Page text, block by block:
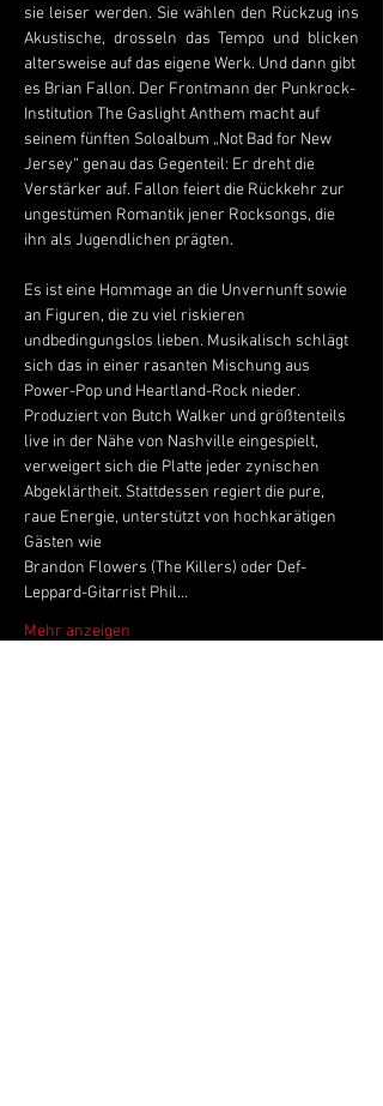
sie leiser werden. Sie wählen den Rückzug ins
Akustische, drosseln das Tempo und blicken
altersweise auf das eigene Werk. Und dann gibt
es Brian Fallon. Der Frontmann der Punkrock-
Institution The Gaslight Anthem macht auf
seinem fünften Soloalbum „Not Bad for New
Jersey“ genau das Gegenteil: Er dreht die
Verstärker auf. Fallon feiert die Rückkehr zur
ungestümen Romantik jener Rocksongs, die
ihn als Jugendlichen prägten.
Es ist eine Hommage an die Unvernunft sowie
an Figuren, die zu viel riskieren
undbedingungslos lieben. Musikalisch schlägt
sich das in einer rasanten Mischung aus
Power-Pop und Heartland-Rock nieder.
Produziert von Butch Walker und größtenteils
live in der Nähe von Nashville eingespielt,
verweigert sich die Platte jeder zynischen
Abgeklärtheit. Stattdessen regiert die pure,
raue Energie, unterstützt von hochkarätigen
Gästen wie
Brandon Flowers (The Killers) oder Def-
Leppard-Gitarrist Phil…
Mehr anzeigen